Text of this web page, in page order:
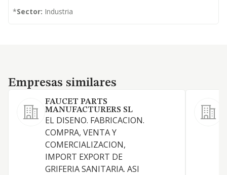
*Sector: Industria
Empresas similares
Empresas similares
FAUCET PARTS
MANUFACTURERS SL
EL DISENO. FABRICACION.
COMPRA, VENTA Y
COMERCIALIZACION,
IMPORT EXPORT DE
GRIFERIA SANITARIA. ASI